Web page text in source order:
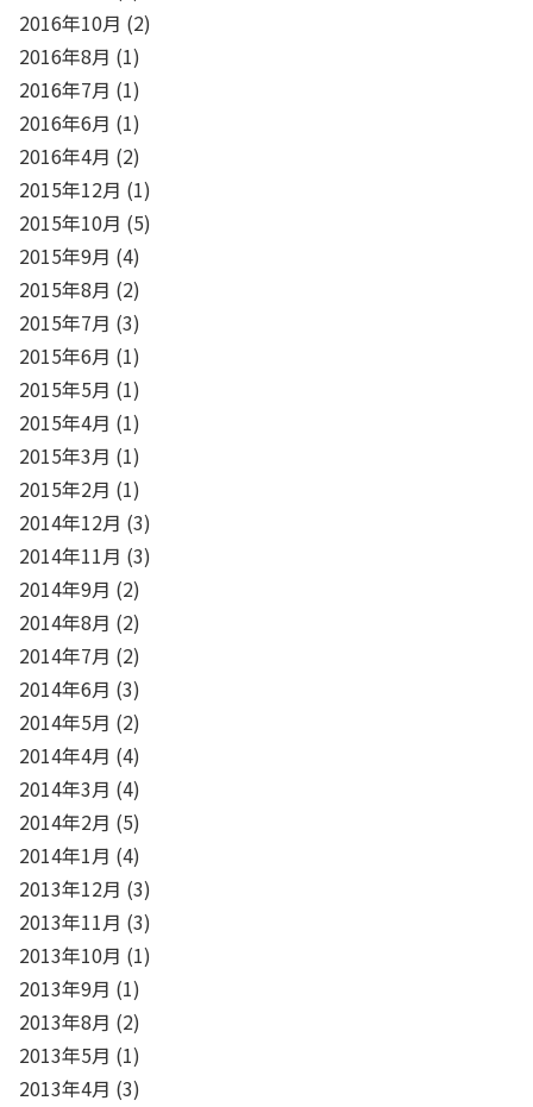
2016年10月 (2)
2016年8月 (1)
2016年7月 (1)
2016年6月 (1)
2016年4月 (2)
2015年12月 (1)
2015年10月 (5)
2015年9月 (4)
2015年8月 (2)
2015年7月 (3)
2015年6月 (1)
2015年5月 (1)
2015年4月 (1)
2015年3月 (1)
2015年2月 (1)
2014年12月 (3)
2014年11月 (3)
2014年9月 (2)
2014年8月 (2)
2014年7月 (2)
2014年6月 (3)
2014年5月 (2)
2014年4月 (4)
2014年3月 (4)
2014年2月 (5)
2014年1月 (4)
2013年12月 (3)
2013年11月 (3)
2013年10月 (1)
2013年9月 (1)
2013年8月 (2)
2013年5月 (1)
2013年4月 (3)